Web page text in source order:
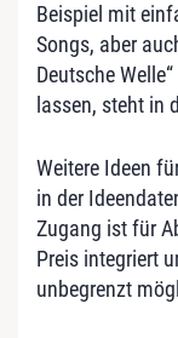
Beispiel mit
Songs, aber
Deutsche
lassen, steht in
Weitere Ideen
in der
Zugang ist für
Preis integriert
unbegrenzt